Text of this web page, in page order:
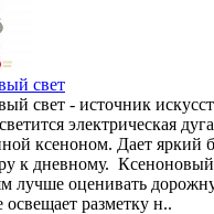
свет
свет - источник
электрическая
ксеноном. Дает яркий
к дневному. Ксеноновый
лучше оценивать
разметку н..